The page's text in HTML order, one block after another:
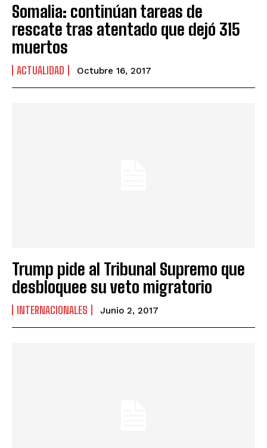
Somalia: continúan tareas de
rescate tras atentado que dejó 315
muertos
ACTUALIDAD Octubre 16, 2017
Trump pide al Tribunal Supremo que
desbloquee su veto migratorio
INTERNACIONALES Junio 2, 2017